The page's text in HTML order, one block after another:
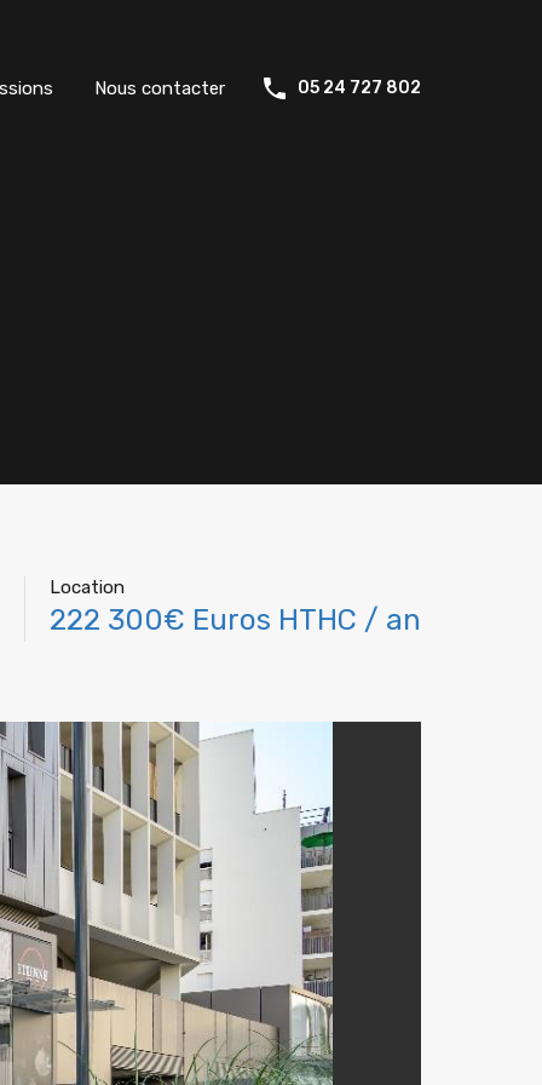
Nous contacter 05 24 727 802
Location
222 300€ Euros HTHC / an